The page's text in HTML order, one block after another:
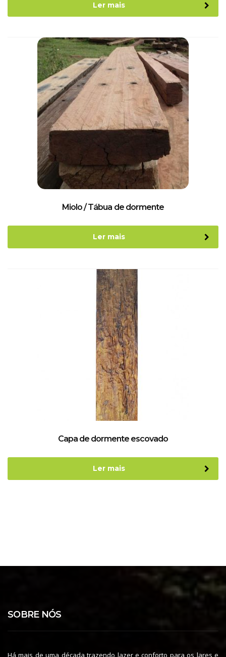
Ler mais
Miolo / Tábua de dormente
Ler mais
Capa de dormente escovado
Ler mais
SOBRE NÓS
Há mais de uma década trazendo lazer e conforto para os lares e